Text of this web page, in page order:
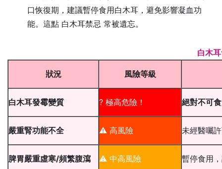
口恢復期，建議暫停食用白木耳，避免影響凝血功
能。這點 白木耳禁忌 常被遺忘。
白木
狀況 風險等級
白木耳發霉變質 ? 極高危險！ 絕對不可
嚴重腎功能不全 ⚠️ 高風險 未經醫囑
脾胃嚴重虛寒/頻繁腹瀉 ⚠️ 中高風險 暫停食用